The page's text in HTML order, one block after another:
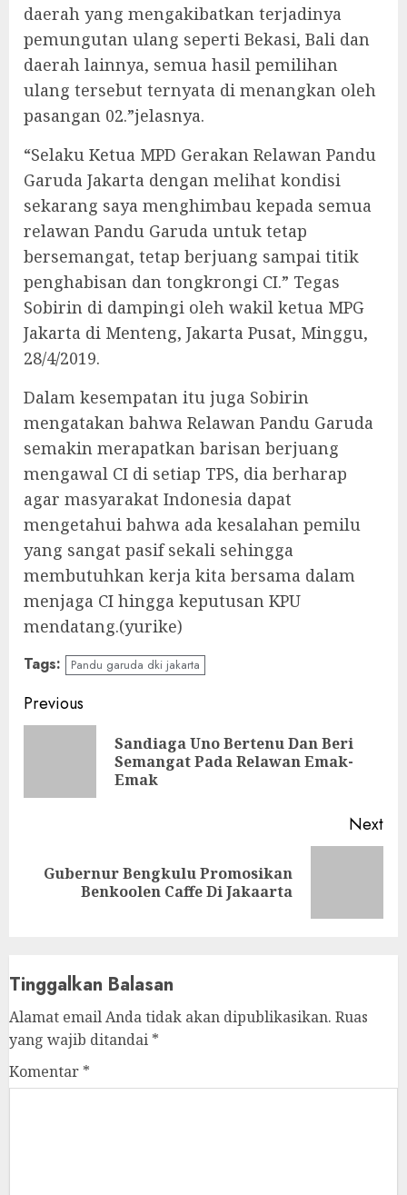
daerah yang mengakibatkan terjadinya
pemungutan ulang seperti Bekasi, Bali dan
daerah lainnya, semua hasil pemilihan
ulang tersebut ternyata di menangkan oleh
pasangan 02.”jelasnya.
“Selaku Ketua MPD Gerakan Relawan Pandu
Garuda Jakarta dengan melihat kondisi
sekarang saya menghimbau kepada semua
relawan Pandu Garuda untuk tetap
bersemangat, tetap berjuang sampai titik
penghabisan dan tongkrongi CI.” Tegas
Sobirin di dampingi oleh wakil ketua MPG
Jakarta di Menteng, Jakarta Pusat, Minggu,
28/4/2019.
Dalam kesempatan itu juga Sobirin
mengatakan bahwa Relawan Pandu Garuda
semakin merapatkan barisan berjuang
mengawal CI di setiap TPS, dia berharap
agar masyarakat Indonesia dapat
mengetahui bahwa ada kesalahan pemilu
yang sangat pasif sekali sehingga
membutuhkan kerja kita bersama dalam
menjaga CI hingga keputusan KPU
mendatang.(yurike)
Tags: Pandu garuda dki jakarta
Continue
Reading
Previous
Sandiaga Uno Bertenu Dan Beri
Semangat Pada Relawan Emak-
Emak
Next
Next
Gubernur Bengkulu Promosikan
Benkoolen Caffe Di Jakaarta
Tinggalkan Balasan
Alamat email Anda tidak akan dipublikasikan. Ruas
yang wajib ditandai *
Komentar *